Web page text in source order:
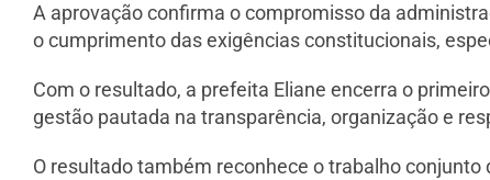
A aprovação confirma o compromisso da
o cumprimento das exigências constitucionais,
Com o resultado, a prefeita Eliane encerra o
gestão pautada na transparência, organização e
O resultado também reconhece o trabalho